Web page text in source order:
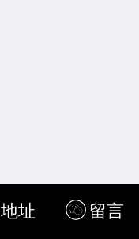
地址 留言